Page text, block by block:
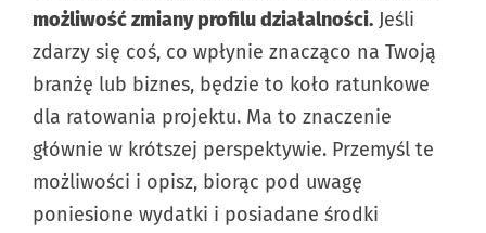
możliwość zmiany profilu działalności. Jeśli
zdarzy się coś, co wpłynie znacząco na Twoją
branżę lub biznes, będzie to koło ratunkowe
dla ratowania projektu. Ma to znaczenie
głównie w krótszej perspektywie. Przemyśl te
możliwości i opisz, biorąc pod uwagę
poniesione wydatki i posiadane środki